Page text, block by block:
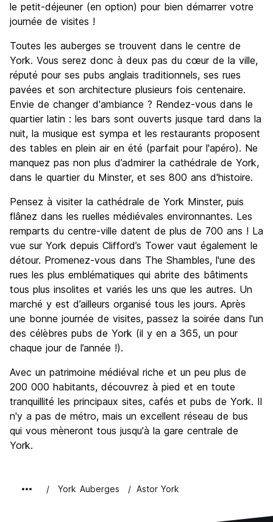
le petit-déjeuner (en option) pour bien démarrer votre
journée de visites !
Toutes les auberges se trouvent dans le centre de
York. Vous serez donc à deux pas du cœur de la ville,
réputé pour ses pubs anglais traditionnels, ses rues
pavées et son architecture plusieurs fois centenaire.
Envie de changer d'ambiance ? Rendez-vous dans le
quartier latin : les bars sont ouverts jusque tard dans la
nuit, la musique est sympa et les restaurants proposent
des tables en plein air en été (parfait pour l'apéro). Ne
manquez pas non plus d’admirer la cathédrale de York,
dans le quartier du Minster, et ses 800 ans d'histoire.
Pensez à visiter la cathédrale de York Minster, puis
flânez dans les ruelles médiévales environnantes. Les
remparts du centre-ville datent de plus de 700 ans ! La
vue sur York depuis Clifford’s Tower vaut également le
détour. Promenez-vous dans The Shambles, l'une des
rues les plus emblématiques qui abrite des bâtiments
tous plus insolites et variés les uns que les autres. Un
marché y est d’ailleurs organisé tous les jours. Après
une bonne journée de visites, passez la soirée dans l'un
des célèbres pubs de York (il y en a 365, un pour
chaque jour de l’année !).
Avec un patrimoine médiéval riche et un peu plus de
200 000 habitants, découvrez à pied et en toute
tranquillité les principaux sites, cafés et pubs de York. Il
n'y a pas de métro, mais un excellent réseau de bus
qui vous mèneront tous jusqu'à la gare centrale de
York.
York Auberges Astor York